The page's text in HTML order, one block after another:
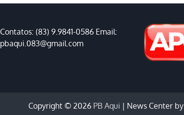
Contatos: (83) 9.9841-0586 Email:
pbaqui.083@gmail.com
Copyright © 2026 PB Aqui | News Center by